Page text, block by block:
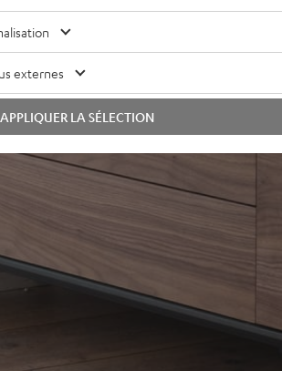
du son, mode nuit
série Teufel Home ou
externes
APPLIQUER LA SÉLECTION